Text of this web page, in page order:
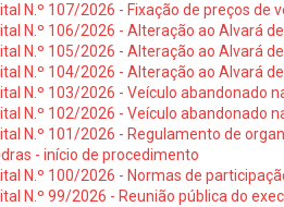
N.º 107/2026 - Fixação de preços de
N.º 106/2026 - Alteração ao Alvará
N.º 105/2026 - Alteração ao Alvará
N.º 104/2026 - Alteração ao Alvará
N.º 103/2026 - Veículo abandonado
N.º 102/2026 - Veículo abandonado
N.º 101/2026 - Regulamento de
- início de procedimento
N.º 100/2026 - Normas de
N.º 99/2026 - Reunião pública do